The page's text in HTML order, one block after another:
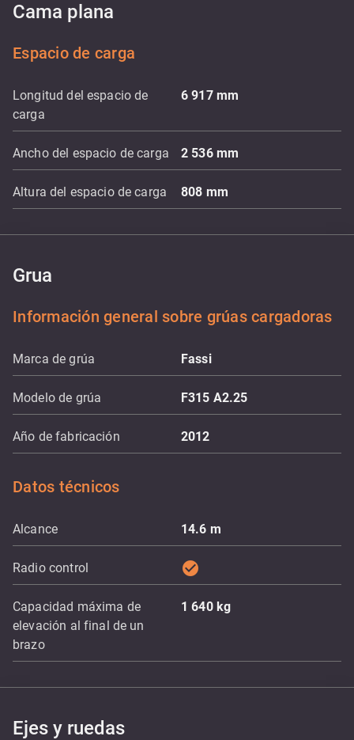
Cama plana
Espacio de carga
Longitud del espacio de
carga
6 917 mm
Ancho del espacio de carga 2 536 mm
Altura del espacio de carga 808 mm
Grua
Información general sobre grúas cargadoras
Marca de grúa Fassi
Modelo de grúa F315 A2.25
Año de fabricación 2012
Datos técnicos
Alcance 14.6 m
Radio control check_circle
Capacidad máxima de
elevación al final de un
brazo
1 640 kg
Ejes y ruedas